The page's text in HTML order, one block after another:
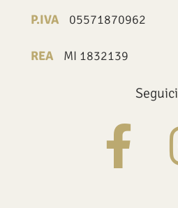
P.IVA 05571870962
REA MI 1832139
Seguici